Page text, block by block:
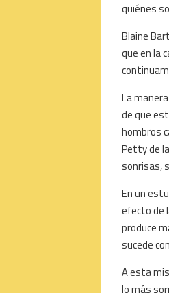
quiénes
Blaine
que en la
La
de que
hombros
Petty de
sonrisas,
En un
efecto de
produce
sucede
A esta
lo más